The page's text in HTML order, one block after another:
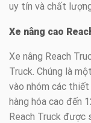
uy tín và chất
Xe nâng cao
Xe nâng Reach
Truck. Chúng là
vào nhóm các thiết
hàng hóa cao đến
Reach Truck được